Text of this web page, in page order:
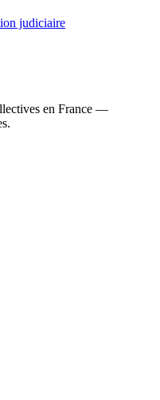
judiciaire
en France —